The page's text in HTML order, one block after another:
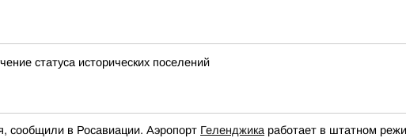
статуса исторических поселений
сообщили в Росавиации. Аэропорт Геленджика работает в штатном